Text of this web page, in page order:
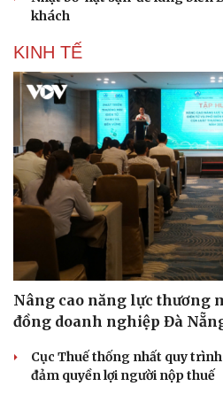
khách
KINH TẾ
Nâng cao năng lực thương
đồng doanh nghiệp Đà
Cục Thuế thống nhất quy
đảm quyền lợi người nộp thuế